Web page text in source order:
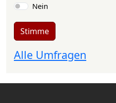
Nein
Stimme
Alle Umfragen